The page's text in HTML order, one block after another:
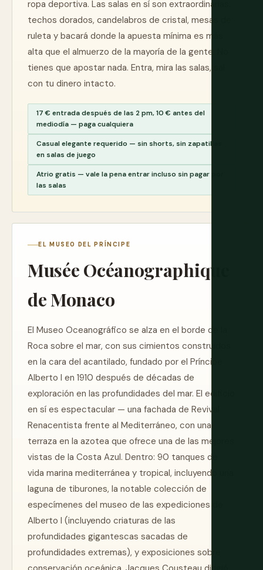
ropa deportiva. Las salas en sí son extraordinarias:
techos dorados, candelabros de cristal, mesas de
ruleta y bacará donde la apuesta mínima es más
alta que el almuerzo de la mayoría de la gente. No
tienes que apostar nada. Entra, mira las salas, sal
con tu dinero intacto.
17 € entrada después de las 2 pm, 10 € antes del
mediodía — paga cualquiera
Casual elegante requerido — sin shorts, sin zapatillas
en salas de juego
Atrio gratis — vale la pena entrar incluso sin pagar por
las salas
EL MUSEO DEL PRÍNCIPE
Musée Océanographique
de Monaco
El Museo Oceanográfico se alza en el borde de la
Roca sobre el mar, con sus cimientos construidos
en la cara del acantilado, fundado por el Príncipe
Alberto I en 1910 después de décadas de
exploración en las profundidades del mar. El edificio
en sí es espectacular — una fachada de Revival
Renacentista frente al Mediterráneo, con una
terraza en la azotea que ofrece una de las mejores
vistas de la Costa Azul. Dentro: 90 tanques de
vida marina mediterránea y tropical, incluyendo una
laguna de tiburones, la notable colección de
especímenes del museo de las expediciones de
Alberto I (incluyendo criaturas de las
profundidades gigantescas sacadas de
profundidades extremas), y exposiciones sobre